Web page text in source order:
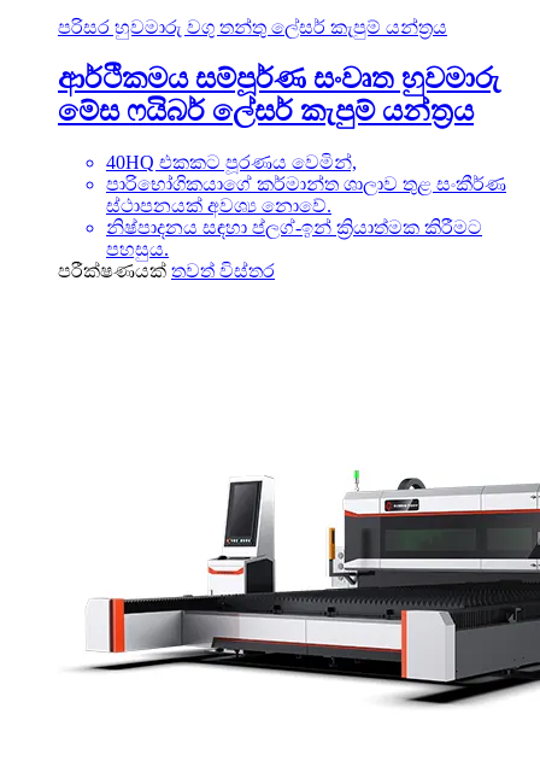
පරිසර හුවමාරු වගු තන්තු ලේසර් කැපුම් යන්ත්‍රය
ආර්ථිකමය සම්පූර්ණ සංවෘත හුවමාරු
මේස ෆයිබර් ලේසර් කැපුම් යන්ත්‍රය
40HQ එකකට පූරණය වෙමින්,
පාරිභෝගිකයාගේ කර්මාන්ත ශාලාව තුළ සංකීර්ණ
ස්ථාපනයක් අවශ්‍ය නොවේ.
නිෂ්පාදනය සඳහා ප්ලග්-ඉන් ක්‍රියාත්මක කිරීමට
පහසුය.
පරීක්ෂණයක් තවත් විස්තර